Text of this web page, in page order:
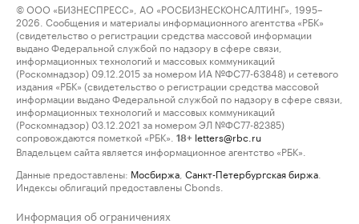
© ООО «БИЗНЕСПРЕСС», АО «РОСБИЗНЕСКОНСАЛТИНГ», 1995–
2026. Сообщения и материалы информационного агентства «РБК»
(свидетельство о регистрации средства массовой информации
выдано Федеральной службой по надзору в сфере связи,
информационных технологий и массовых коммуникаций
(Роскомнадзор) 09.12.2015 за номером ИА №ФС77-63848) и сетевого
издания «РБК» (свидетельство о регистрации средства массовой
информации выдано Федеральной службой по надзору в сфере связи,
информационных технологий и массовых коммуникаций
(Роскомнадзор) 03.12.2021 за номером ЭЛ №ФС77-82385)
сопровождаются пометкой «РБК».
18+ letters@rbc.ru
Владельцем сайта является информационное агентство «РБК».
Данные предоставлены: Мосбиржа Санкт-Петербургская биржа
Индексы облигаций предоставлены Cbonds.
Информация об ограничениях